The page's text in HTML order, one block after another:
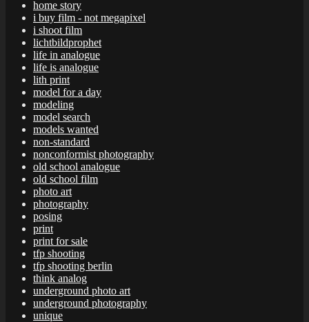
home story
i buy film - not megapixel
i shoot film
lichtbildprophet
life in analogue
life is analogue
lith print
model for a day
modeling
model search
models wanted
non-standard
nonconformist photography
old school analogue
old school film
photo art
photography
posing
print
print for sale
tfp shooting
tfp shooting berlin
think analog
underground photo art
underground photography
unique